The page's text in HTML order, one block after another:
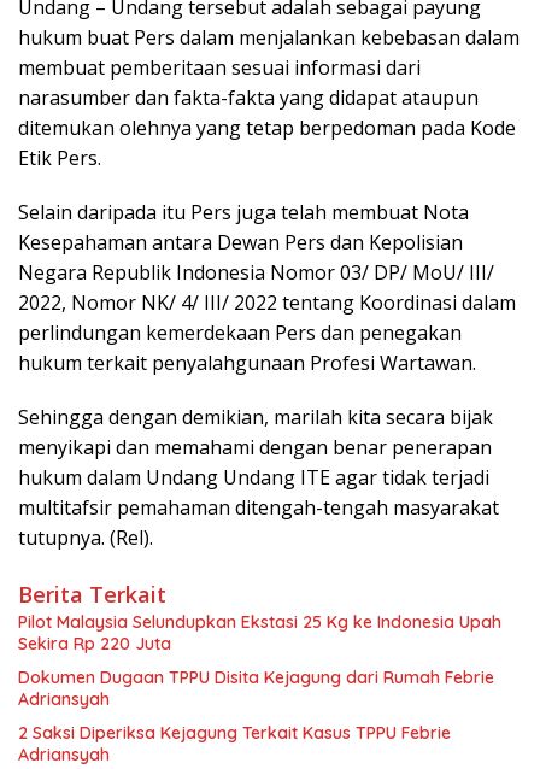
Undang – Undang tersebut adalah sebagai payung
hukum buat Pers dalam menjalankan kebebasan dalam
membuat pemberitaan sesuai informasi dari
narasumber dan fakta-fakta yang didapat ataupun
ditemukan olehnya yang tetap berpedoman pada Kode
Etik Pers.
Selain daripada itu Pers juga telah membuat Nota
Kesepahaman antara Dewan Pers dan Kepolisian
Negara Republik Indonesia Nomor 03/ DP/ MoU/ III/
2022, Nomor NK/ 4/ III/ 2022 tentang Koordinasi dalam
perlindungan kemerdekaan Pers dan penegakan
hukum terkait penyalahgunaan Profesi Wartawan.
Sehingga dengan demikian, marilah kita secara bijak
menyikapi dan memahami dengan benar penerapan
hukum dalam Undang Undang ITE agar tidak terjadi
multitafsir pemahaman ditengah-tengah masyarakat
tutupnya. (Rel).
Berita Terkait
Pilot Malaysia Selundupkan Ekstasi 25 Kg ke Indonesia Upah
Sekira Rp 220 Juta
Dokumen Dugaan TPPU Disita Kejagung dari Rumah Febrie
Adriansyah
2 Saksi Diperiksa Kejagung Terkait Kasus TPPU Febrie
Adriansyah